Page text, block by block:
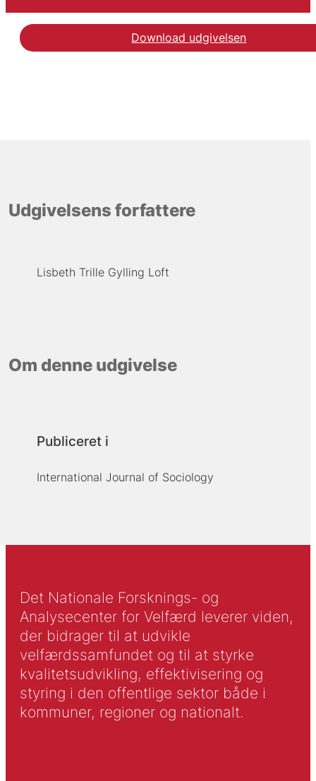
Download udgivelsen
Udgivelsens forfattere
Lisbeth Trille Gylling Loft
Om denne udgivelse
Publiceret i
International Journal of Sociology
Det Nationale Forsknings- og
Analysecenter for Velfærd leverer viden,
der bidrager til at udvikle
velfærdssamfundet og til at styrke
kvalitetsudvikling, effektivisering og
styring i den offentlige sektor både i
kommuner, regioner og nationalt.